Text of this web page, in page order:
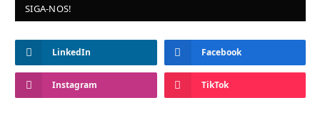
SIGA-NOS!
LinkedIn Facebook
Instagram TikTok